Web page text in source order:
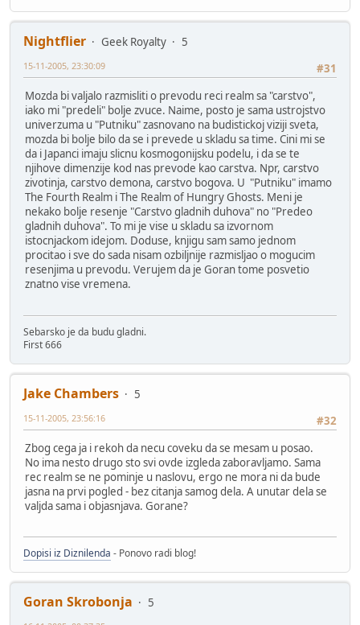
Nightflier Geek Royalty
5
#31
15-11-2005, 23:30:09
Mozda bi valjalo razmisliti o prevodu reci realm sa "carstvo",
iako mi "predeli" bolje zvuce. Naime, posto je sama ustrojstvo
univerzuma u "Putniku" zasnovano na budistickoj viziji sveta,
mozda bi bolje bilo da se i prevede u skladu sa time. Cini mi se
da i Japanci imaju slicnu kosmogonijsku podelu, i da se te
njihove dimenzije kod nas prevode kao carstva. Npr, carstvo
zivotinja, carstvo demona, carstvo bogova. U "Putniku" imamo
The Fourth Realm i The Realm of Hungry Ghosts. Meni je
nekako bolje resenje "Carstvo gladnih duhova" no "Predeo
gladnih duhova". To mi je vise u skladu sa izvornom
istocnjackom idejom. Doduse, knjigu sam samo jednom
procitao i sve do sada nisam ozbiljnije razmisljao o mogucim
resenjima u prevodu. Verujem da je Goran tome posvetio
znatno vise vremena.
Sebarsko je da budu gladni.
First 666
Jake Chambers
5
#32
15-11-2005, 23:56:16
Zbog cega ja i rekoh da necu coveku da se mesam u posao.
No ima nesto drugo sto svi ovde izgleda zaboravljamo. Sama
rec realm se ne pominje u naslovu, ergo ne mora ni da bude
jasna na prvi pogled - bez citanja samog dela. A unutar dela se
valjda sama i objasnjava. Gorane?
Dopisi iz Diznilenda - Ponovo radi blog!
Goran Skrobonja
5